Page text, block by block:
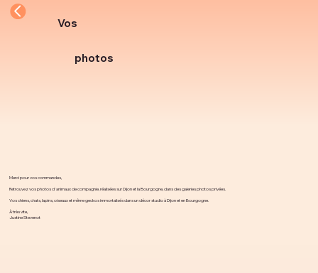
Vos
photos
Merci pour vos commandes,
Retrouvez vos photos d'animaux de compagnie, réalisées sur Dijon et la Bourgogne, dans des galeries photos privées.
Vos chiens, chats, lapins, oiseaux et même geckos immortalisés dans un décor studio à Dijon et en Bourgogne.
À très vite,
Justine Stevenot